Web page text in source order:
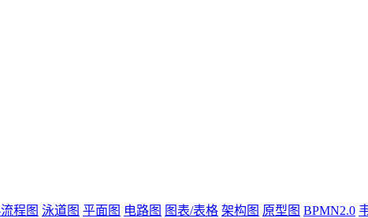
程图 泳道图 平面图 电路图 图表/表格 架构图 原型图 BPMN2.0